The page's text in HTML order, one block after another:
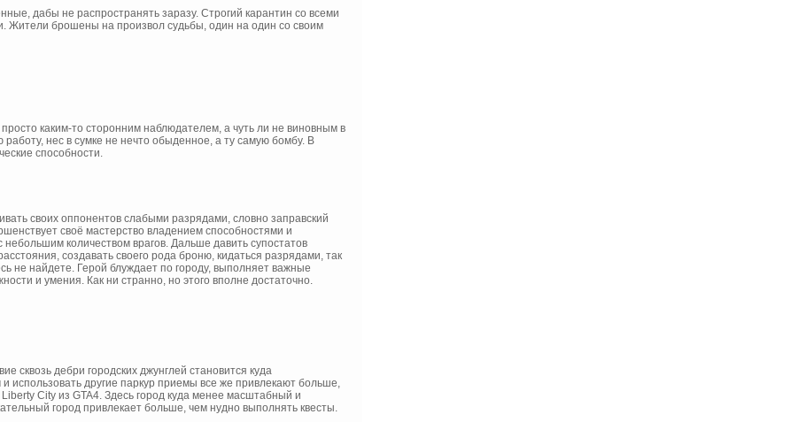
дабы не распространять заразу. Строгий карантин со всеми
Жители брошены на произвол судьбы, один на один со своим
каким-то сторонним наблюдателем, а чуть ли не виновным в
нес в сумке не нечто обыденное, а ту самую бомбу. В
способности.
своих оппонентов слабыми разрядами, словно заправский
своё мастерство владением способностями и
количеством врагов. Дальше давить супостатов
создавать своего рода броню, кидаться разрядами, так
не найдете. Герой блуждает по городу, выполняет важные
и умения. Как ни странно, но этого вполне достаточно.
сквозь дебри городских джунглей становится куда
другие паркур приемы все же привлекают больше,
City из GTA4. Здесь город куда менее масштабный и
город привлекает больше, чем нудно выполнять квесты.